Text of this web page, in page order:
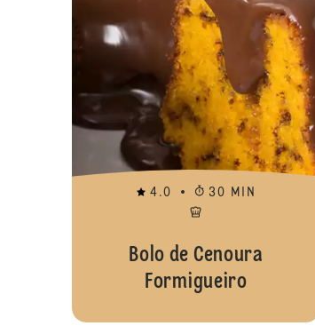
4.0 30 MIN
Bolo de Cenoura
Formigueiro